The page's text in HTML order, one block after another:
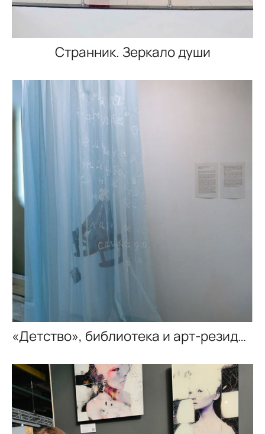
Странник. Зеркало души
«Детство», библиотека и арт-резиденция ШКАФ, г. Санкт-Петербург